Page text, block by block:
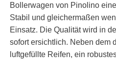
Bollerwagen von Pinolino
Stabil und gleichermaßen
Einsatz. Die Qualität wird in
sofort ersichtlich. Neben dem
luftgefüllte Reifen, ein